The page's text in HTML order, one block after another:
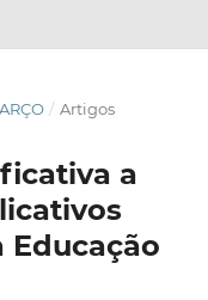
/ Artigos
a